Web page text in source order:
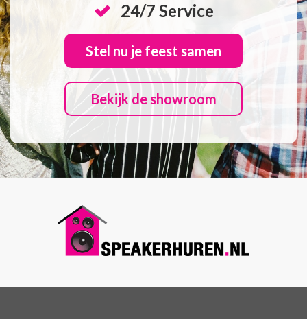
24/7 Service
Stel nu je feest samen
Bekijk de showroom